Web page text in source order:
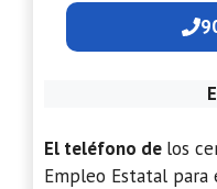
El teléfono de los
Empleo Estatal para